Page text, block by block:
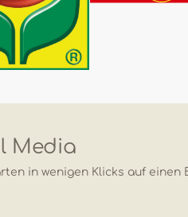
Media
in wenigen Klicks auf einen